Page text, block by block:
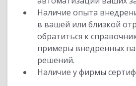
Наличие опыта
в вашей или близкой
обратиться к
примеры внедренных
решений.
Наличие у фирмы